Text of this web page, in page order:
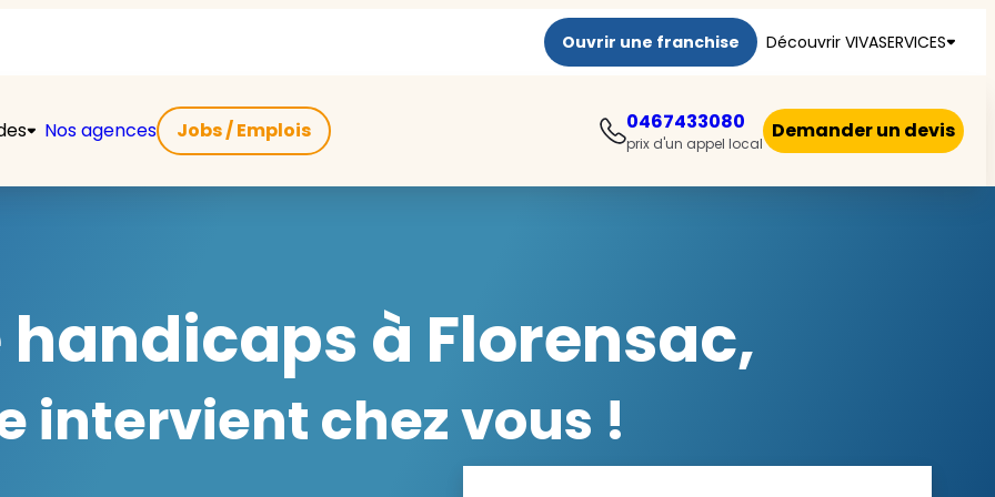
Ouvrir une franchise Découvrir VIVASERVICES
Nos agences Jobs / Emplois 0467433080
prix d'un appel local
Demander un devis
à Florensac,
intervient chez vous !